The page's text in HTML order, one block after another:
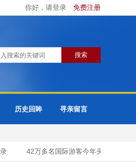
你好，请登录 免费注册
历史回眸 寻亲留言
42万多名国际游客今年头7个月内进